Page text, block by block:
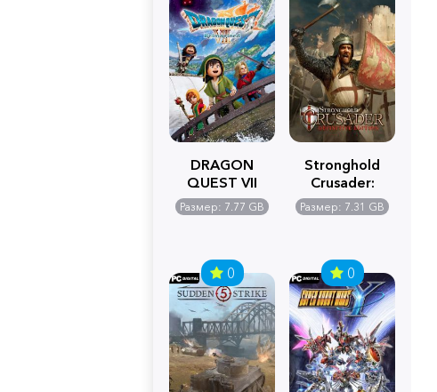
DRAGON
QUEST VII
Reimagined
Размер: 7.77 GB
Stronghold
Crusader:
Definitive
Edition
Размер: 7.31 GB
0 0